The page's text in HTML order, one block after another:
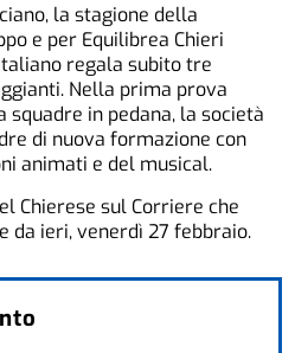
la stagione della
e per Equilibrea Chieri
regala subito tre
Nella prima prova
in pedana, la società
di nuova formazione con
animati e del musical.
Chierese sul Corriere che
da ieri, venerdì 27 febbraio.